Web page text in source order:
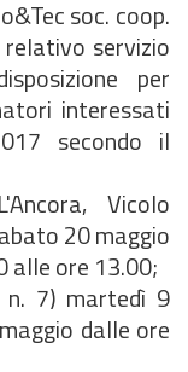
soc. coop.
servizio
per
interessati
secondo il
Vicolo
20 maggio
alle ore 13.00;
n. 7) martedì 9
dalle ore